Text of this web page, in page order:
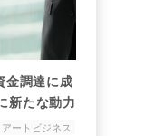
金調達に成
新たな動力
アートビジネス